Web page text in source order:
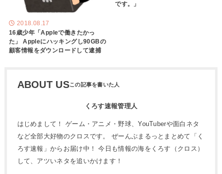
2018.08.17
16歳少年「Appleで働きたかっ
た」 Appleにハッキングし90GBの
顧客情報をダウンロードして逮捕
です。」
ABOUT US
くろす速報管理人
はじめまして！ ゲーム・アニメ・野球、YouTuberや面白ネタ
など全部大好物のクロスです。 ぜーんぶまるっとまとめて「く
ろす速報」からお届け中！ 今日も情報の海をくろす（クロス）
して、アツいネタを追いかけます！